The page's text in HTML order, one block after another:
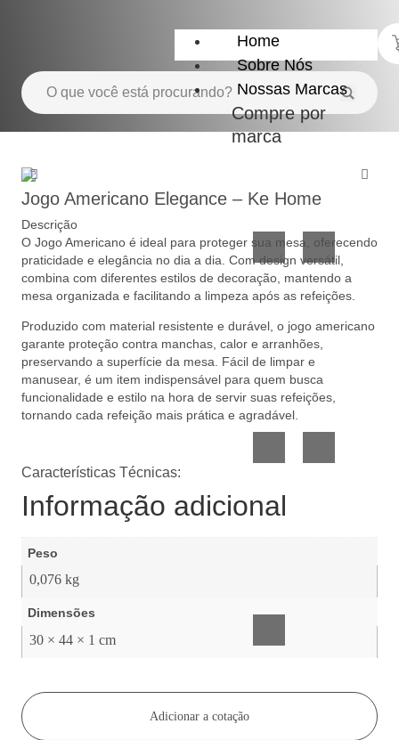
Home
Sobre Nós
Nossas Marcas
Compre por
marca
do
e
Utilidades
de
Vidro
Confeitaria
e
Jogo Americano Elegance – Ke Home
Descrição
O Jogo Americano é ideal para proteger sua mesa, oferecendo
praticidade e elegância no dia a dia. Com design versátil,
combina com diferentes estilos de decoração, mantendo a
mesa organizada e facilitando a limpeza após as refeições.
Produzido com material resistente e durável, o jogo americano
garante proteção contra manchas, calor e arranhões,
preservando a superfície da mesa. Fácil de limpar e
manusear, é um item indispensável para quem busca
funcionalidade e estilo na hora de servir suas refeições,
tornando cada refeição mais prática e agradável.
Características Técnicas:
Informação adicional
Peso
0,076 kg
Dimensões
30 × 44 × 1 cm
Adicionar a cotação